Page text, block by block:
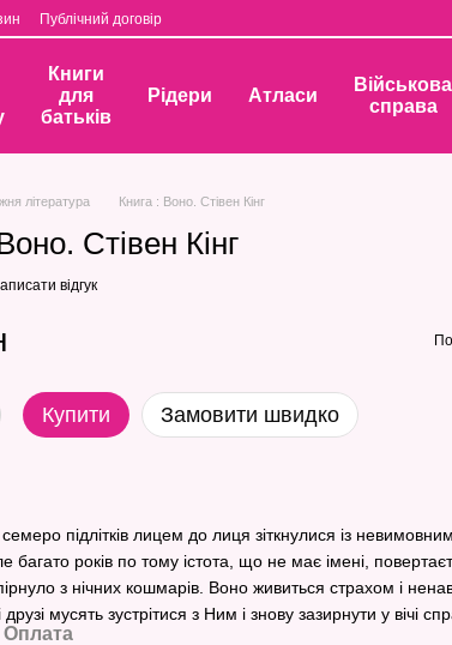
Публічний договір
Книги
для
батьків
Рідери Атласи
Військова
справа
література Книга : Воно. Стівен Кінг
Стівен Кінг
відгук
Купити Замовити швидко
підлітків лицем до лиця зіткнулися із
багато років по тому істота, що не має імені,
з нічних кошмарів. Воно живиться страхом і
мусять зустрітися з Ним і знову зазирнути у вічі
Оплата